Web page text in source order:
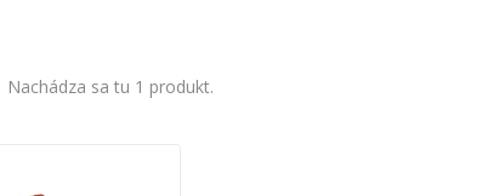
Nachádza sa tu 1 produkt.